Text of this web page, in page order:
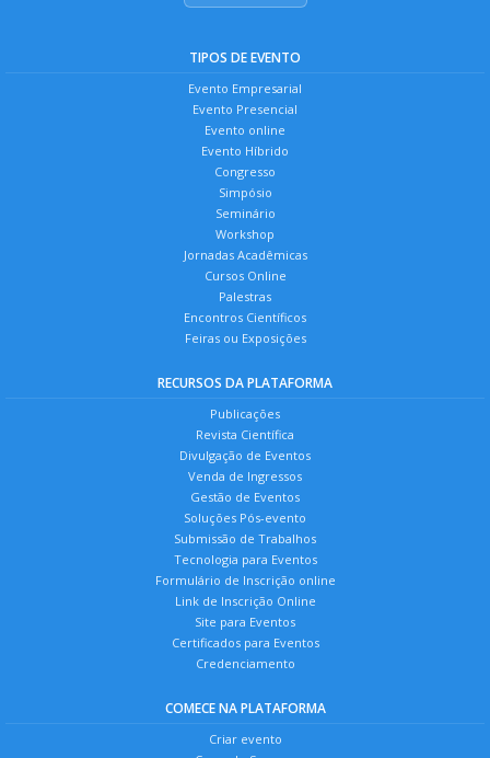
TIPOS DE EVENTO
Evento Empresarial
Evento Presencial
Evento online
Evento Híbrido
Congresso
Simpósio
Seminário
Workshop
Jornadas Acadêmicas
Cursos Online
Palestras
Encontros Científicos
Feiras ou Exposições
RECURSOS DA PLATAFORMA
Publicações
Revista Científica
Divulgação de Eventos
Venda de Ingressos
Gestão de Eventos
Soluções Pós-evento
Submissão de Trabalhos
Tecnologia para Eventos
Formulário de Inscrição online
Link de Inscrição Online
Site para Eventos
Certificados para Eventos
Credenciamento
COMECE NA PLATAFORMA
Criar evento